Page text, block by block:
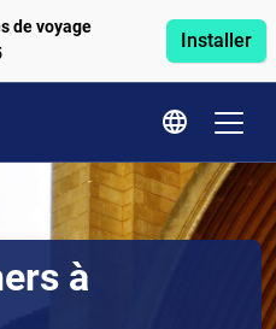
de voyage
Installer
à